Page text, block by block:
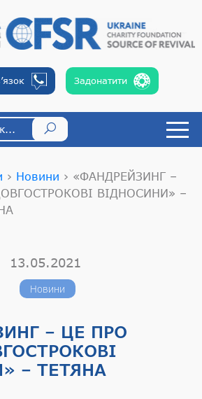
Задонатити
› Новини › «ФАНДРЕЙЗИНГ –
ВІДНОСИНИ» –
13.05.2021
Новини
– ЦЕ ПРО
– ТЕТЯНА